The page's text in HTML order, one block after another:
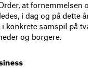
at fornemmelsen
i dag og på dette
konkrete samspil på
og borgere.